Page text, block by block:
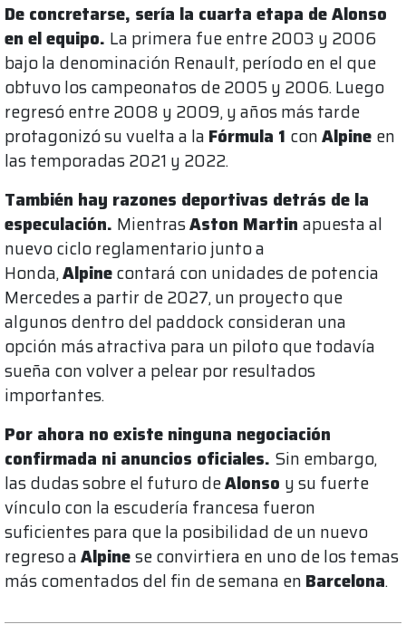
De concretarse, sería la cuarta etapa de Alonso
en el equipo. La primera fue entre 2003 y 2006
bajo la denominación Renault, período en el que
obtuvo los campeonatos de 2005 y 2006. Luego
regresó entre 2008 y 2009, y años más tarde
protagonizó su vuelta a la Fórmula 1 conAlpine en
las temporadas 2021 y 2022.
También hay razones deportivas detrás de la
especulación. MientrasAston Martin apuesta al
nuevo ciclo reglamentario junto a
Honda,Alpinecontará con unidades de potencia
Mercedes a partir de 2027, un proyecto que
algunos dentro del paddock consideran una
opción más atractiva para un piloto que todavía
sueña con volver a pelear por resultados
importantes.
Por ahora no existe ninguna negociación
confirmada ni anuncios oficiales. Sin embargo,
las dudas sobre el futuro deAlonso y su fuerte
vínculo con la escudería francesa fueron
suficientes para que la posibilidad de un nuevo
regreso aAlpinese convirtiera en uno de los temas
más comentados del fin de semana en Barcelona.